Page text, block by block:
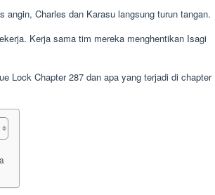
Charles dan Karasu langsung turun tangan.
Kerja sama tim mereka menghentikan Isagi
Lock Chapter 287 dan apa yang terjadi di chapter